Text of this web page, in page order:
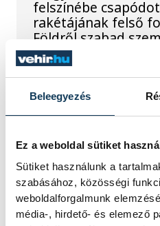
Beleegyezés
Ez a weboldal sütiket
Sütiket használunk a
szabásához, közösségi
weboldalforgalmunk
média-, hirdető- és elemező
felszínébe
rakétájának felső
Földről szabad
szakemberek
az eseményt.
Rekordok
Angliában
Rá sem ismerünk
rekordokat dönt a